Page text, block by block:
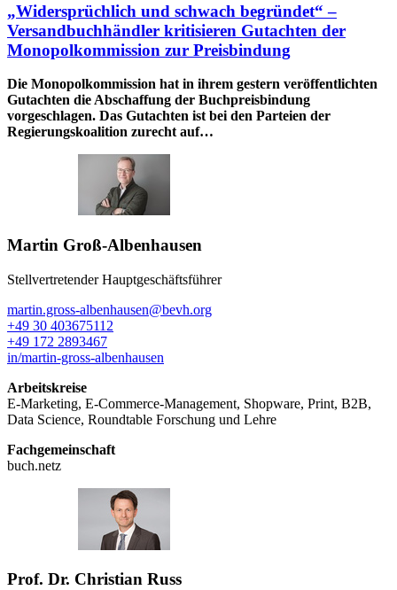
„Widersprüchlich und schwach begründet“ –
Versandbuchhändler kritisieren Gutachten der
Monopolkommission zur Preisbindung
Die Monopolkommission hat in ihrem gestern veröffentlichten
Gutachten die Abschaffung der Buchpreisbindung
vorgeschlagen. Das Gutachten ist bei den Parteien der
Regierungskoalition zurecht auf…
Martin Groß-Albenhausen
Stellvertretender Hauptgeschäftsführer
martin.gross-albenhausen@bevh.org
+49 30 403675112
+49 172 2893467
in/martin-gross-albenhausen
Arbeitskreise
E-Marketing, E-Commerce-Management, Shopware, Print, B2B,
Data Science, Roundtable Forschung und Lehre
Fachgemeinschaft
buch.netz
Prof. Dr. Christian Russ